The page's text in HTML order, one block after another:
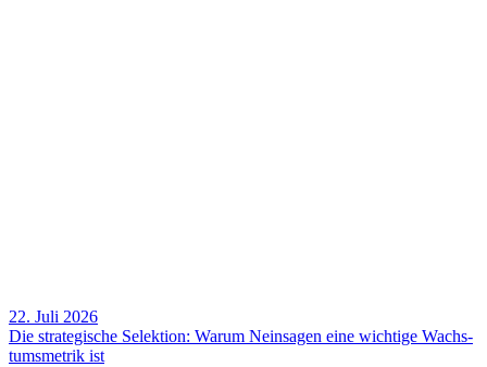
22. Juli 2026
Die stra­te­gi­sche Selek­tion: Warum Nein­sagen eine wich­tige Wachs­
tums­me­trik ist